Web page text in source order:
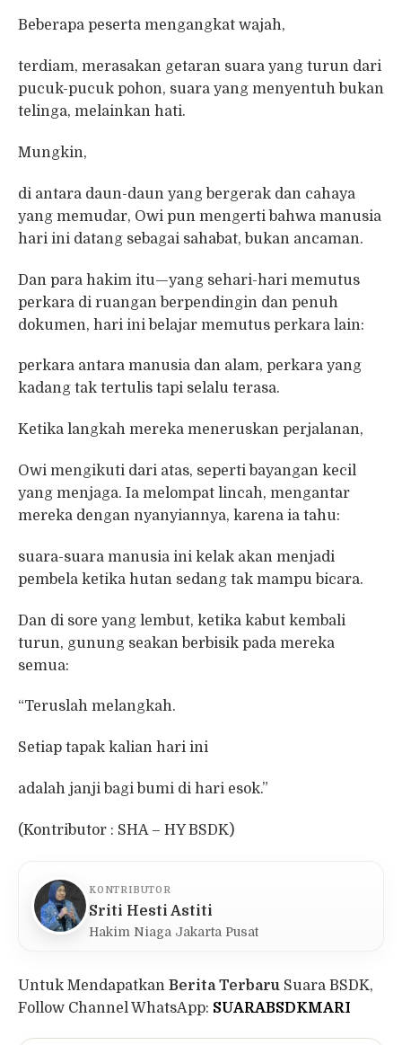
Beberapa peserta mengangkat wajah,
terdiam, merasakan getaran suara yang turun dari
pucuk-pucuk pohon, suara yang menyentuh bukan
telinga, melainkan hati.
Mungkin,
di antara daun-daun yang bergerak dan cahaya
yang memudar, Owi pun mengerti bahwa manusia
hari ini datang sebagai sahabat, bukan ancaman.
Dan para hakim itu—yang sehari-hari memutus
perkara di ruangan berpendingin dan penuh
dokumen, hari ini belajar memutus perkara lain:
perkara antara manusia dan alam, perkara yang
kadang tak tertulis tapi selalu terasa.
Ketika langkah mereka meneruskan perjalanan,
Owi mengikuti dari atas, seperti bayangan kecil
yang menjaga. Ia melompat lincah, mengantar
mereka dengan nyanyiannya, karena ia tahu:
suara-suara manusia ini kelak akan menjadi
pembela ketika hutan sedang tak mampu bicara.
Dan di sore yang lembut, ketika kabut kembali
turun, gunung seakan berbisik pada mereka
semua:
“Teruslah melangkah.
Setiap tapak kalian hari ini
adalah janji bagi bumi di hari esok.”
(Kontributor : SHA – HY BSDK)
KONTRIBUTOR
Sriti Hesti Astiti
Hakim Niaga Jakarta Pusat
Untuk Mendapatkan Berita Terbaru Suara BSDK,
Follow Channel WhatsApp: SUARABSDKMARI